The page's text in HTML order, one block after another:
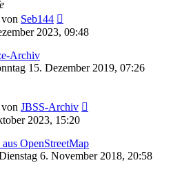
von Seb144
2023, 09:48
Archiv
15. Dezember 2019, 07:26
von JBSS-Archiv
2023, 15:20
OpenStreetMap
6. November 2018, 20:58